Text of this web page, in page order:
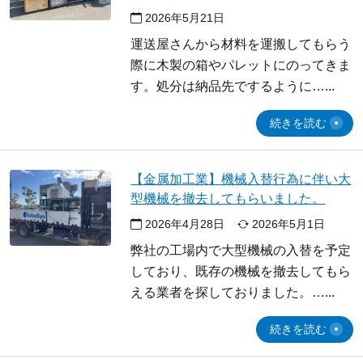
2026年5月21日
運送屋さんから材料を運搬してもらう
際に木製の箱やパレットにのってきま
す。処分は納品先でするように…
続きを読む
【金属加工業】機械入替行為に伴い大
型機械を撤去してもらいました。
2026年4月28日 2026年5月1日
弊社の工場内で大型機械の入替を予定
しており、既存の機械を撤去してもら
える業者を探しておりました。…
続きを読む